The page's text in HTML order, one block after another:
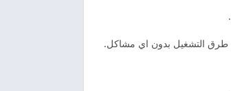
طرق التشغيل بدون اي مشاكل.